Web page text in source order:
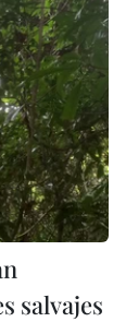
salvajes